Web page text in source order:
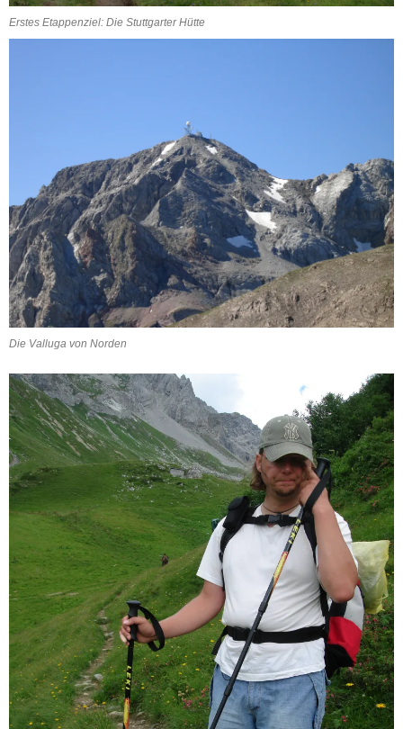
Erstes Etappenziel: Die Stuttgarter Hütte
Die Valluga von Norden